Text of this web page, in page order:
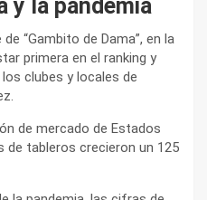
y la pandemia
“Gambito de Dama”, en la
primera en el ranking y
clubes y locales de
de mercado de Estados
de tableros crecieron un 125